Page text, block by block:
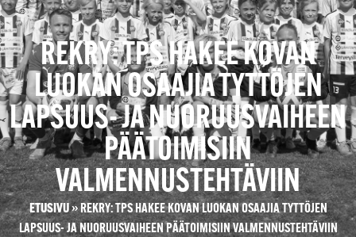
REKRY: TPS HAKEE KOVAN
LUOKAN OSAAJIA TYTTÖJEN
LAPSUUS- JA NUORUUSVAIHEEN
PÄÄTOIMISIIN
VALMENNUSTEHTÄVIIN
ETUSIVU»REKRY: TPS HAKEE KOVAN LUOKAN OSAAJIA TYTTÖJEN
LAPSUUS- JA NUORUUSVAIHEEN PÄÄTOIMISIIN VALMENNUSTEHTÄVIIN